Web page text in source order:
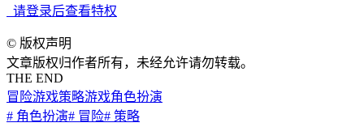
请登录后查看特权
© 版权声明
文章版权归作者所有，未经允许请勿转载。
THE END
冒险游戏策略游戏角色扮演
# 角色扮演# 冒险# 策略